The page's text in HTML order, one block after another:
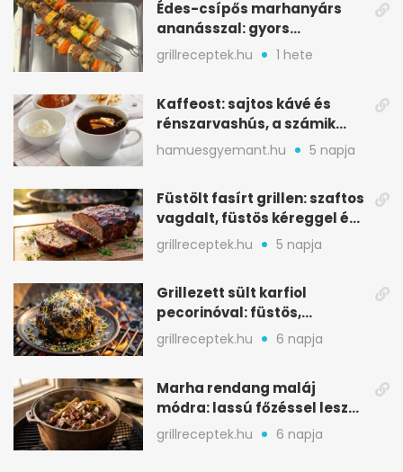
Édes-csípős marhanyárs
ananásszal: gyors
grillrecept jalapeñóval
grillreceptek.hu 1 hete
Kaffeost: sajtos kávé és
rénszarvashús, a számik
melegítő itala
hamuesgyemant.hu 5 napja
Füstölt fasírt grillen: szaftos
vagdalt, füstös kéreggel és
BBQ mázzal
grillreceptek.hu 5 napja
Grillezett sült karfiol
pecorinóval: füstös,
karamellizált nyári kedvenc
grillreceptek.hu 6 napja
Marha rendang maláj
módra: lassú főzéssel lesz
igazán szaftos
grillreceptek.hu 6 napja